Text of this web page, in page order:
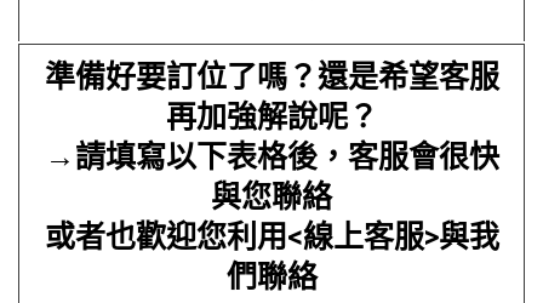
準備好要訂位了嗎？還是希望客服
再加強解說呢？
→請填寫以下表格後，客服會很快
與您聯絡
或者也歡迎您利用<線上客服>與我
們聯絡